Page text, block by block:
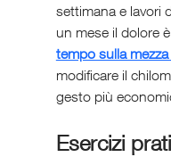
settimana e lavori
un mese il dolore
tempo sulla
modificare il
gesto più
Esercizi